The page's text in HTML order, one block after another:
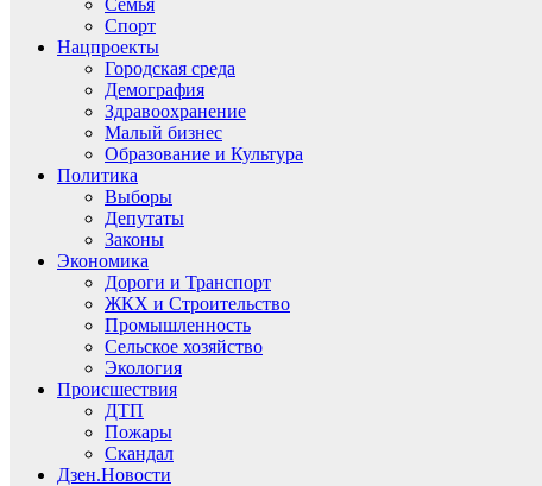
Семья
Спорт
Нацпроекты
Городская среда
Демография
Здравоохранение
Малый бизнес
Образование и Культура
Политика
Выборы
Депутаты
Законы
Экономика
Дороги и Транспорт
ЖКХ и Строительство
Промышленность
Сельское хозяйство
Экология
Происшествия
ДТП
Пожары
Скандал
Дзен.Новости